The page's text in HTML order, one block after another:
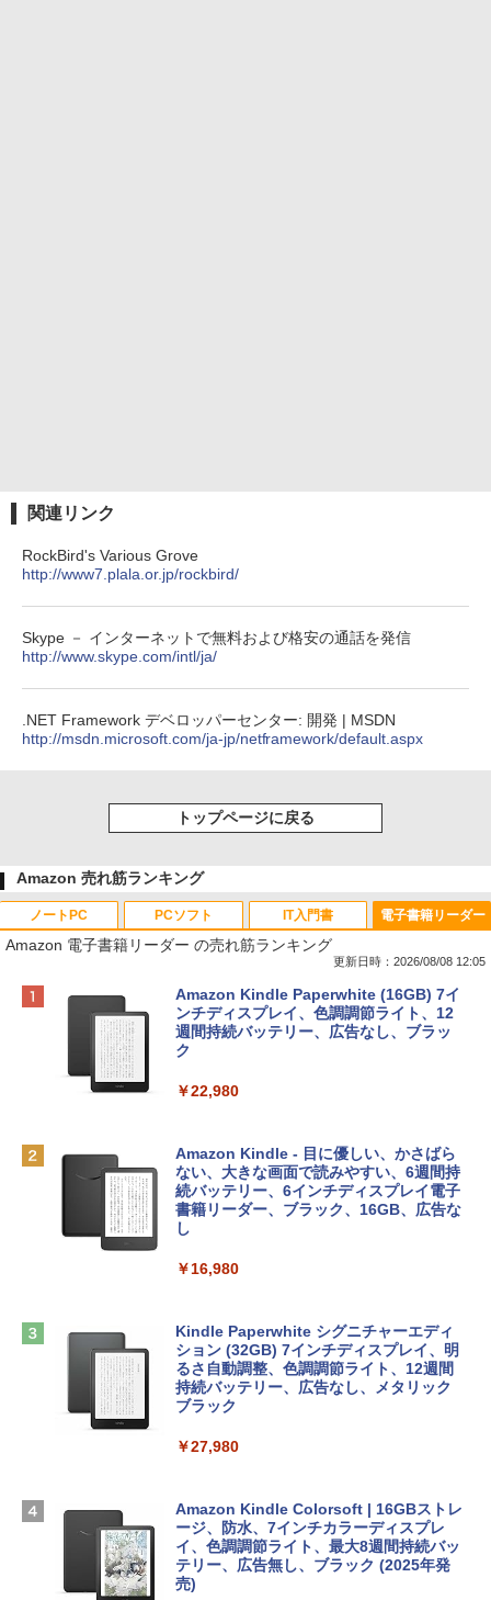
関連リンク
RockBird's Various Grove
http://www7.plala.or.jp/rockbird/
Skype － インターネットで無料および格安の通話を発信
http://www.skype.com/intl/ja/
.NET Framework デベロッパーセンター: 開発 | MSDN
http://msdn.microsoft.com/ja-jp/netframework/default.aspx
トップページに戻る
Amazon 売れ筋ランキング
ノートPC
Apple 2026 MacBook Neo A18 Proチッ
プ搭載13インチノートブック：AIとAppl
e Intelligenceのために設計、Liquid Ret
inaディスプレイ、8GBユニファイドメモ
eTime HDカメラ - インディゴ
tomtoc 360°保護 15.6 16インチ パソコ
ンケース Dell NEC Lavie ASUS HP dyna
book Lenovo対応
￥2,952
Apple 2026 MacBook Air M5チップ搭載
13インチノートブック：AIとApple Intell
igence、13.6インチLiquid Retinaディ
スプレイ、16GBユニファイドメモリ、1
TB SSDストレージ、12MPセンターフレ
D - シルバー
【Amazon.co.jp限定】 HP ノートパソコ
ン 15-fd 15.6インチ 16GBメモリ 512GB
SSD インテル Core 5
PCソフト
Robloxギフトカード - 800 Robux 【限
定バーチャルアイテムを含む】 【オンラ
インゲームコード】 ロブロックス | オン
ラインコード版
￥1,300
Robloxギフトカード - 1000 Robux 【限
定バーチャルアイテムを含む】 【オンラ
インゲームコード】 ロブロックス |オン
ラインコード版
4(最新 永続版)|オンラインコード版|Wind
ows11、10/mac対応|PC2台
￥39,582
Robloxギフトカード - 2,000 Robux 【限
ラインコード版
￥3,200
IT入門書
生成AIパスポート公式テキスト 第４版
￥1,766
出す プロンプトの言葉 AI画像生成シリー
ズ (はぴーイラストLabo)
￥480
ClaudeCode いちばんやさしい 教科書:
にもKindle出版にも！ 非エンジニアのた
めのAIコーディング入門シリーズ
￥99
1冊ですべて身につくHTML & CSSとWe
￥1,292
FM TOWNS ハイパー・カタログ: 本体ハ
電子書籍リーダー
Amazon 電子書籍リーダー の売れ筋ランキング
更新日時：2026/08/08 12:05
Amazon Kindle Paperwhite (16GB) 7イ
ンチディスプレイ、色調調節ライト、12
週間持続バッテリー、広告なし、ブラッ
ク
￥22,980
Amazon Kindle - 目に優しい、かさばら
ない、大きな画面で読みやすい、6週間持
続バッテリー、6インチディスプレイ電子
書籍リーダー、ブラック、16GB、広告な
し
￥16,980
Kindle Paperwhite シグニチャーエディ
ション (32GB) 7インチディスプレイ、明
るさ自動調整、色調調節ライト、12週間
持続バッテリー、広告なし、メタリック
ブラック
￥27,980
Amazon Kindle Colorsoft | 16GBストレ
ージ、防水、7インチカラーディスプレ
イ、色調調節ライト、最大8週間持続バッ
テリー、広告無し、ブラック (2025年発
売)